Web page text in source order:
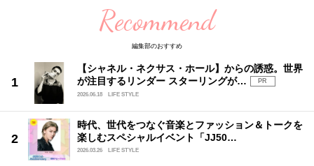
Recommend
編集部のおすすめ
【シャネル・ネクサス・ホール】からの誘惑。世界
が注目するリンダー スターリングが…
PR
2026.06.18
LIFE STYLE
時代、世代をつなぐ音楽とファッション＆トークを
楽しむスペシャルイベント「JJ50…
2026.03.26 LIFE STYLE